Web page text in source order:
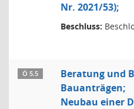
Nr. 2021/53);
Beschluss:
Ö 5.5
Beratung und
Bauanträgen;
Neubau einer